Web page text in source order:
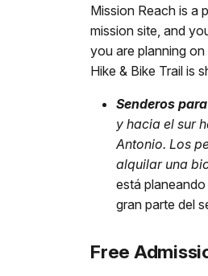
Mission Reach is a
mission site, and
you are planning
Hike & Bike Trail is
Senderos
y hacia el sur
Antonio. Los
alquilar una
está
gran parte del
Free